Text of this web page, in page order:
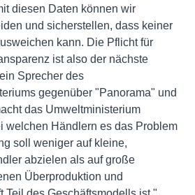
diesen Daten können wir
und sicherstellen, dass keiner
kann. Die Pflicht für
ist also der nächste
Sprecher des
gegenüber "Panorama" und
das Umweltministerium
welchen Händlern es das Problem
soll weniger auf kleine,
abzielen als auf große
Überproduktion und